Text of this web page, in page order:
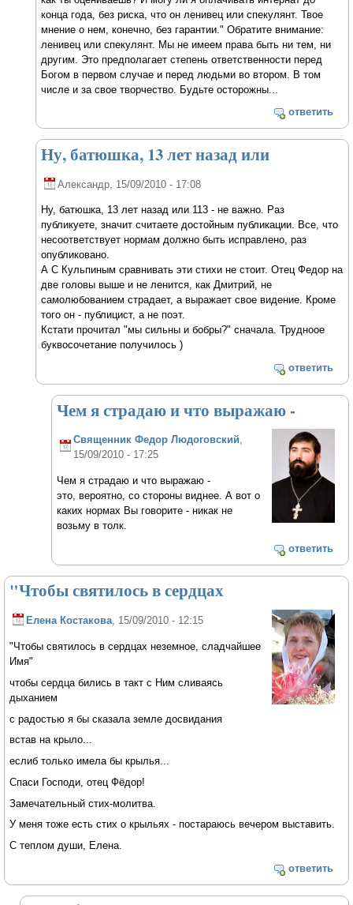
конца года, без риска, что он ленивец или спекулянт. Твое
мнение о нем, конечно, без гарантии." Обратите внимание:
ленивец или спекулянт. Мы не имеем права быть ни тем, ни
другим. Это предполагает степень ответственности перед
Богом в первом случае и перед людьми во втором. В том
числе и за свое творчество. Будьте осторожны...
ответить
Ну, батюшка, 13 лет назад или
Александр , 15/09/2010 - 17:08
Ну, батюшка, 13 лет назад или 113 - не важно. Раз
публикуете, значит считаете достойным публикации. Все, что
несоответствует нормам должно быть исправлено, раз
опубликовано.
А С Кульпиным сравнивать эти стихи не стоит. Отец Федор на
две головы выше и не ленится, как Дмитрий, не
самолюбованием страдает, а выражает свое видение. Кроме
того он - публицист, а не поэт.
Кстати прочитал "мы сильны и бобры?" сначала. Трудноое
буквосочетание получилось )
ответить
Чем я страдаю и что выражаю -
Священник Федор Людоговский,
15/09/2010 - 17:25
Чем я страдаю и что выражаю -
это, вероятно, со стороны виднее. А вот о
каких нормах Вы говорите - никак не
возьму в толк.
ответить
"Чтобы святилось в сердцах
Елена Костакова, 15/09/2010 - 12:15
"Чтобы святилось в сердцах неземное, сладчайшее
Имя"
чтобы сердца бились в такт с Ним сливаясь
дыханием
с радостью я бы сказала земле досвидания
встав на крыло...
еслиб только имела бы крылья...
Спаси Господи, отец Фёдор!
Замечательный стих-молитва.
У меня тоже есть стих о крыльях - постараюсь вечером выставить.
С теплом души, Елена.
ответить